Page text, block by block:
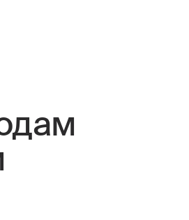
снегоходах,